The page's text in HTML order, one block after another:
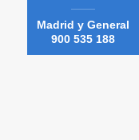
Madrid y General
900 535 188